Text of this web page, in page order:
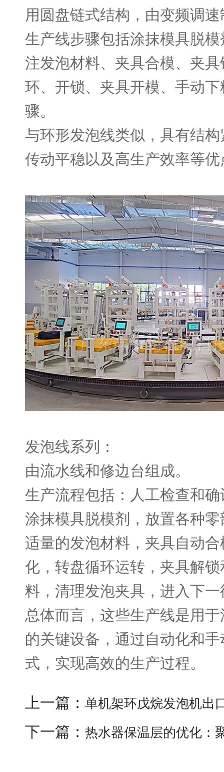
用圆盘链式结构，由变频调
生产线步骤包括涂抹模具脱
注发泡材料、夹具合模、夹
环、开锁、夹具开模、手动
骤。
与环形发泡线类似，具有结
传动平稳以及高生产效率等优
发泡线系列：
由流水线和修边台组成。
生产流程包括：人工检查和
涂抹模具脱模剂，放置各种
适量的发泡材料，夹具自动
化，转盘循环运转，夹具解
料，清理发泡夹具，进入下一
总体而言，这些生产线是用
的关键设备，通过自动化和
式，实现高效的生产过程。
上一篇： 单机架环戊烷发泡机出
下一篇： 热水器保温层的优化：